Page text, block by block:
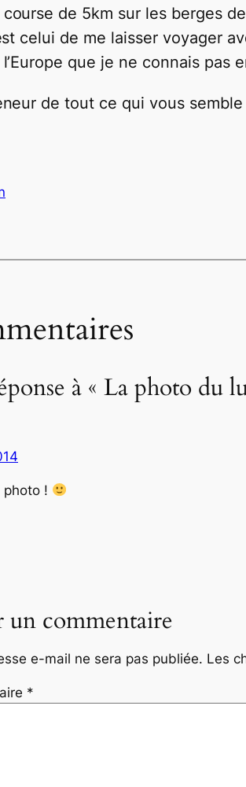
course de 5km sur les berges
celui de me laisser voyager
que je ne connais pas
de tout ce qui vous
à « La photo du
photo !
un commentaire
e-mail ne sera pas publiée. Les
*